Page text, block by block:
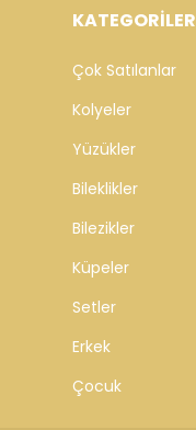
KATEGORİLER
Çok Satılanlar
Kolyeler
Yüzükler
Bileklikler
Bilezikler
Küpeler
Setler
Erkek
Çocuk